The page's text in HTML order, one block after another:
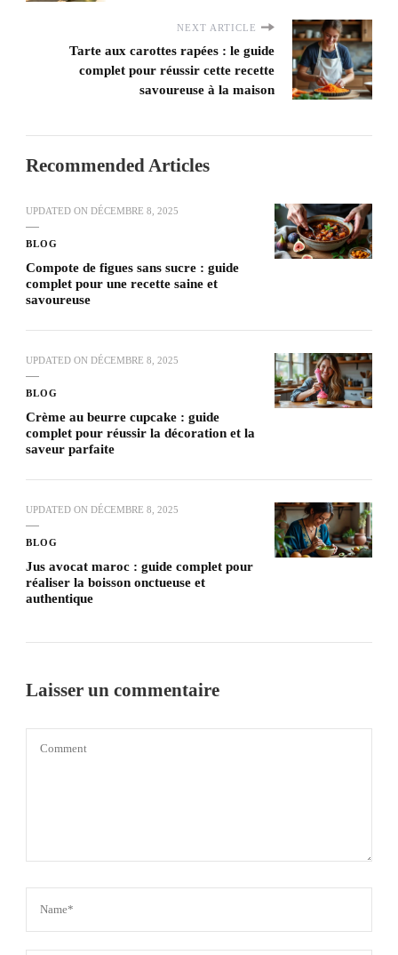
NEXT ARTICLE
Tarte aux carottes rapées : le guide
complet pour réussir cette recette
savoureuse à la maison
Recommended Articles
UPDATED ON DÉCEMBRE 8, 2025
BLOG
Compote de figues sans sucre : guide
complet pour une recette saine et
savoureuse
UPDATED ON DÉCEMBRE 8, 2025
BLOG
Crème au beurre cupcake : guide
complet pour réussir la décoration et la
saveur parfaite
UPDATED ON DÉCEMBRE 8, 2025
BLOG
Jus avocat maroc : guide complet pour
réaliser la boisson onctueuse et
authentique
Laisser un commentaire